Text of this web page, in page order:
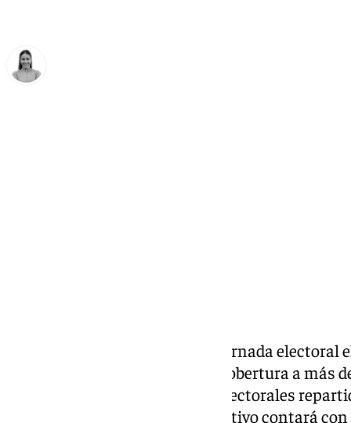
Andalucía afronta una nueva jornada electoral
dispositivo diseñado para dar cobertura a más
distribuidos en 10.403 mesas electorales
comunidad autónoma. El operativo contará